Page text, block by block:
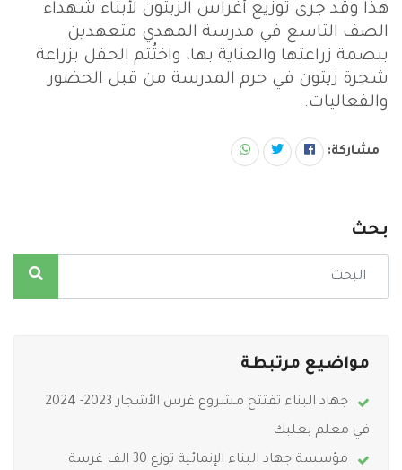
هذا وقد جرى توزيع أغراس الزيتون لأبناء شهداء
الصف التاسع في مدرسة المهدي متعهدين
ببصمة زراعتها والعناية بها، واختُتم الحفل بزراعة
شجرة زيتون في حرم المدرسة من قبل الحضور
والفعاليات.
مشاركة:
بحث
مواضيع مرتبطة
جهاد البناء تفتتح مشروع غرس الأشجار 2023- 2024
في معلم بعلبك
مؤسسة جهاد البناء الإنمائية توزع 30 الف غرسة